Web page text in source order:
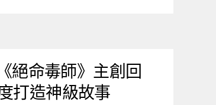
絕命毒師》主創回
打造神級故事